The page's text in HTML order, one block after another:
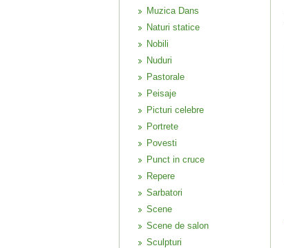
Muzica Dans
Naturi statice
Nobili
Nuduri
Pastorale
Peisaje
Picturi celebre
Portrete
Povesti
Punct in cruce
Repere
Sarbatori
Scene
Scene de salon
Sculpturi